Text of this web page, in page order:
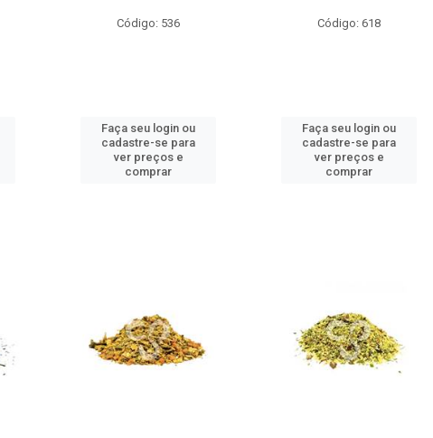
Código: 536
Faça seu login ou
cadastre-se para
ver preços e
comprar
Código: 618
Faça seu login ou
cadastre-se para
ver preços e
comprar